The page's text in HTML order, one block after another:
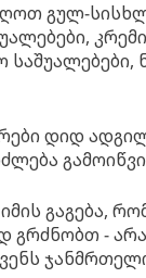
გულ-
დიდ
გაგება,
გრძნობთ -